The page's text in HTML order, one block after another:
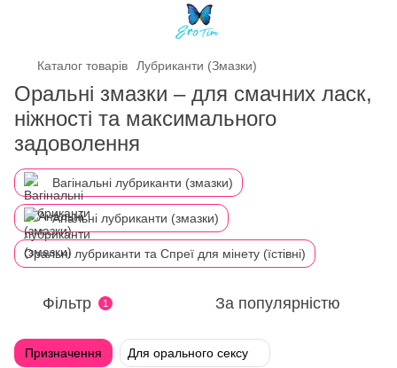
Каталог товарів Лубриканти (Змазки)
Оральні змазки – для смачних ласк,
ніжності та максимального
задоволення
Вагінальні лубриканти (змазки)
Анальні лубриканти (змазки)
Оральні лубриканти та Спреї для мінету (їстівні)
Фільтр 1 За популярністю
Призначення Для орального сексу